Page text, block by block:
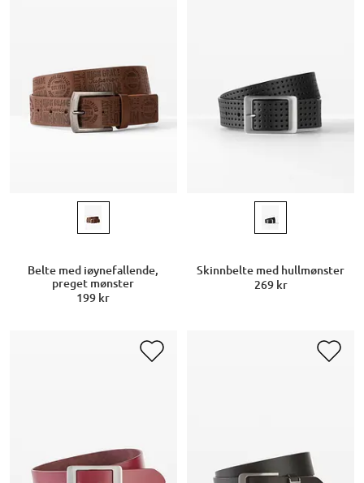
Belte med iøynefallende,
preget mønster
199 kr
Skinnbelte med hullmønster
269 kr